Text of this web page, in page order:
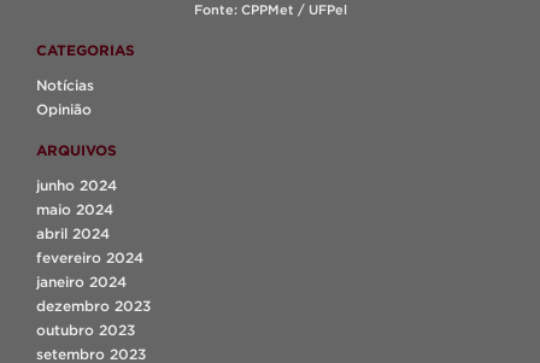
Fonte: CPPMet / UFPel
CATEGORIAS
Notícias
Opinião
ARQUIVOS
junho 2024
maio 2024
abril 2024
fevereiro 2024
janeiro 2024
dezembro 2023
outubro 2023
setembro 2023